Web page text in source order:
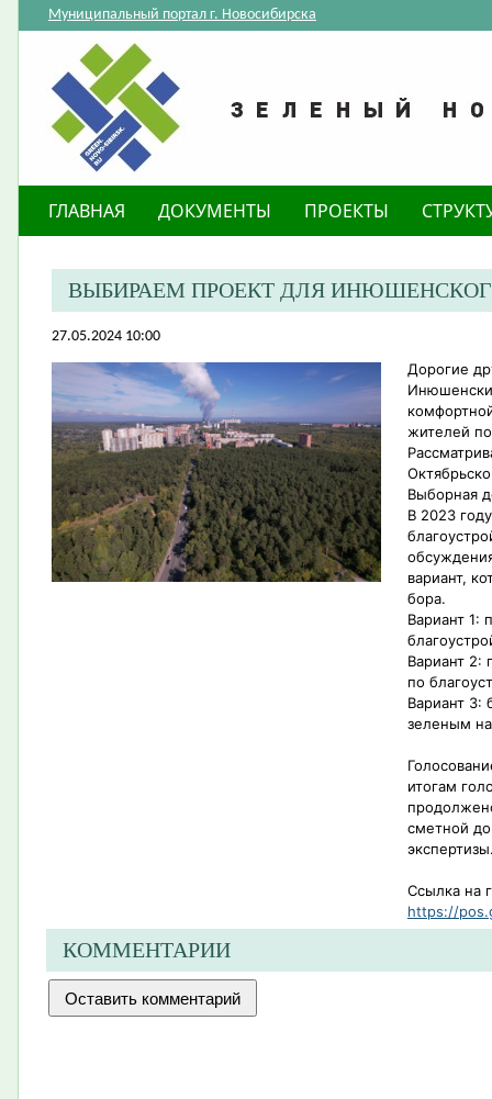
Муниципальный портал г. Новосибирска
ГЛАВНАЯ ДОКУМЕНТЫ ПРОЕКТЫ
ВЫБИРАЕМ ПРОЕКТ ДЛЯ
27.05.2024 10:00
Дорогие
жителей
Выборная
В 2023
вариант,
бора.
Вариант 1:
Вариант 2:
по
Вариант 3:
зеленым
итогам
сметной
Ссылка на
https://
КОММЕНТАРИИ